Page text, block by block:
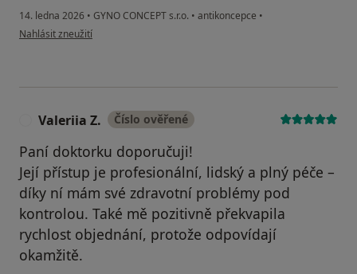
14. ledna 2026 • GYNO CONCEPT s.r.o. • antikoncepce •
podle názoru uživatele Ekaterina P.
Nahlásit zneužití
Valeriia Z. Číslo ověřené
Paní doktorku doporučuji!
Její přístup je profesionální, lidský a plný péče –
díky ní mám své zdravotní problémy pod
kontrolou. Také mě pozitivně překvapila
rychlost objednání, protože odpovídají
okamžitě.